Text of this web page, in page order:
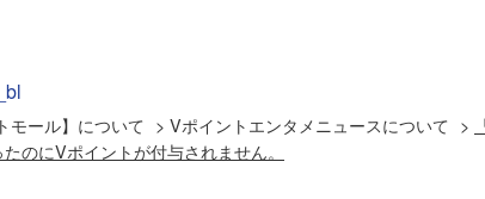
モール】について > Vポイントエンタメニュースについて >
のにVポイントが付与されません。